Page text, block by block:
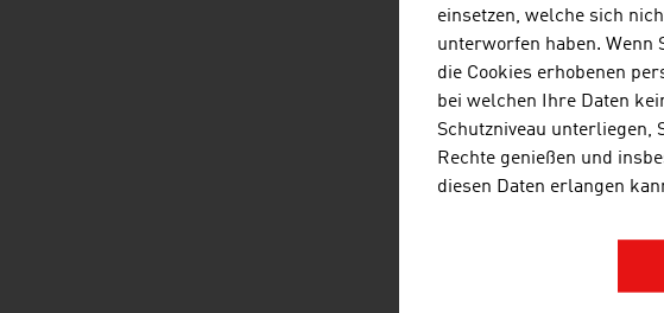
einsetzen, welche sich
unterworfen haben. Wenn
die Cookies erhobenen
bei welchen Ihre Daten
Schutzniveau unterliegen,
Rechte genießen und
diesen Daten erlangen